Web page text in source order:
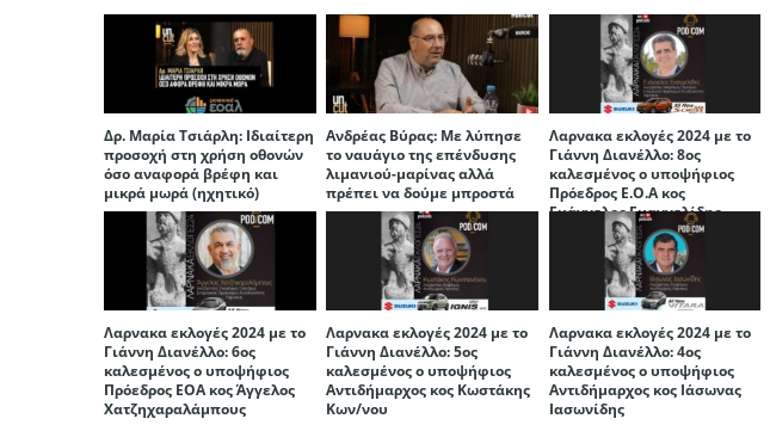
Δρ. Μαρία Τσιάρλη: Ιδιαίτερη
προσοχή στη χρήση οθονών
όσο αναφορά βρέφη και
μικρά μωρά (ηχητικό)
Ανδρέας Βύρας: Με λύπησε
το ναυάγιο της επένδυσης
λιμανιού-μαρίνας αλλά
πρέπει να δούμε μπροστά
Λαρνακα εκλογές 2024 με το
Γιάννη Διανέλλο: 8ος
καλεσμένος ο υποψήφιος
Πρόεδρος Ε.Ο.Α κος
Ευάγγελος Ευαγγελίδης
Λαρνακα εκλογές 2024 με το
Γιάννη Διανέλλο: 6ος
καλεσμένος ο υποψήφιος
Πρόεδρος ΕΟΑ κος Άγγελος
Χατζηχαραλάμπους
Λαρνακα εκλογές 2024 με το
Γιάννη Διανέλλο: 5ος
καλεσμένος ο υποψήφιος
Αντιδήμαρχος κος Κωστάκης
Κων/νου
Λαρνακα εκλογές 2024 με το
Γιάννη Διανέλλο: 4ος
καλεσμένος ο υποψήφιος
Αντιδήμαρχος κος Iάσωνας
Ιασωνίδης